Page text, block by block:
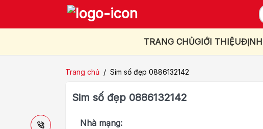
TRANG CHỦGIỚI THIỆU
Trang chủ / Sim số đẹp 0886132142
Sim số đẹp 0886132142
Nhà mạng: